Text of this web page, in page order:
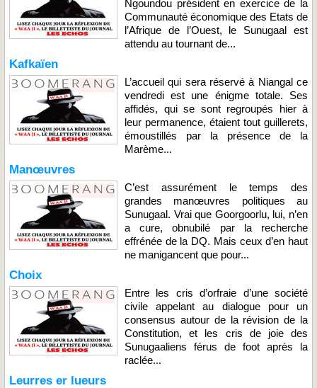
Ngoundou président en exercice de la
Communauté économique des Etats de
l’Afrique de l’Ouest, le Sunugaal est
attendu au tournant de...
Kafkaïen
L’accueil qui sera réservé à Niangal ce
vendredi est une énigme totale. Ses
affidés, qui se sont regroupés hier à
leur permanence, étaient tout guillerets,
émoustillés par la présence de la
Marème...
Manœuvres
C’est assurément le temps des
grandes manœuvres politiques au
Sunugaal. Vrai que Goorgoorlu, lui, n’en
a cure, obnubilé par la recherche
effrénée de la DQ. Mais ceux d’en haut
ne manigancent que pour...
Choix
Entre les cris d’orfraie d’une société
civile appelant au dialogue pour un
consensus autour de la révision de la
Constitution, et les cris de joie des
Sunugaaliens férus de foot après la
raclée...
Leurres er lueurs